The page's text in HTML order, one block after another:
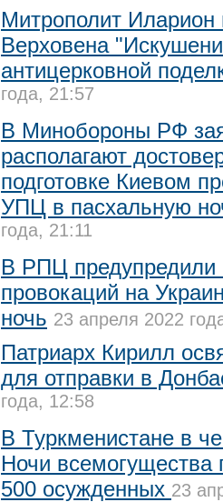
Митрополит
Верховена
антицерковной
года, 21:57
В Минобороны РФ
располагают
подготовке Киевом
УПЦ в пасхальную
года, 21:11
В РПЦ предупредили
провокаций на
ночь 23 апреля 2022
Патриарх Кирилл
для отправки в
года, 12:58
В Туркменистане в
Ночи
500 осужденных 23